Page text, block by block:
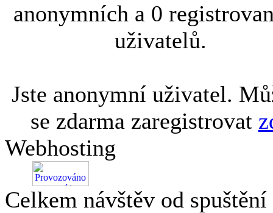
anonymních a 0
uživatelů.
Jste anonymní uživatel.
se zdarma zaregistrovat
Webhosting
Celkem návštěv od spuštění